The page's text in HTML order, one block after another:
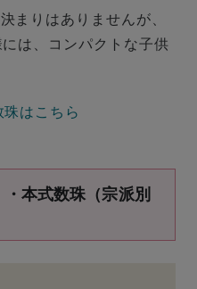
まりはありませんが、
は、コンパクトな子供
珠はこちら
本式数珠（宗派別